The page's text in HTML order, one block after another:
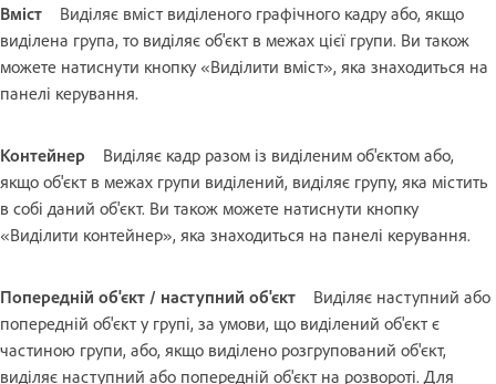
Вміст
Виділяє вміст виділеного графічного кадру або, якщо
виділена група, то виділяє об'єкт в межах цієї групи. Ви також
можете натиснути кнопку «Виділити вміст», яка знаходиться на
панелі керування.
Контейнер
Виділяє кадр разом із виділеним об'єктом або,
якщо об'єкт в межах групи виділений, виділяє групу, яка містить
в собі даний об'єкт. Ви також можете натиснути кнопку
«Виділити контейнер», яка знаходиться на панелі керування.
Попередній об'єкт / наступний об'єкт
Виділяє наступний або
попередній об'єкт у групі, за умови, що виділений об'єкт є
частиною групи, або, якщо виділено розгрупований об'єкт,
виділяє наступний або попередній об'єкт на розвороті. Для